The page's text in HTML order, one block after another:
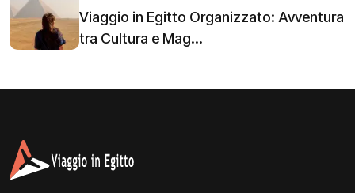
Viaggio in Egitto Organizzato: Avventura
tra Cultura e Mag...